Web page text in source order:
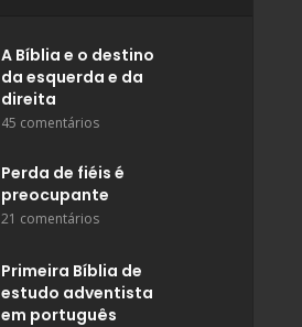
A Bíblia e o destino
da esquerda e da
direita
45 comentários
Perda de fiéis é
preocupante
21 comentários
Primeira Bíblia de
estudo adventista
em português